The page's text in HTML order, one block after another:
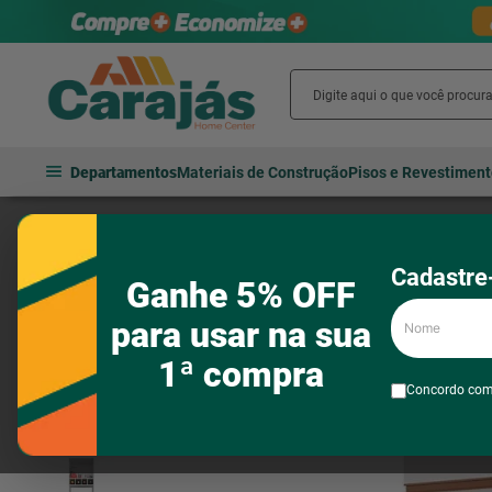
DepartamentosMateriais de ConstruçãoPisos e
Ganhe 5% OFF
para usar na sua
1ª compra
Nome
Concordo
Móveis